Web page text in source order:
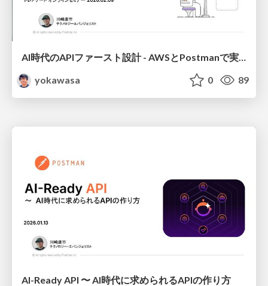
AI時代のAPIファースト設計 - AWSとPostmanで実践する品質とスピードの両立 / API Frirst in the age of AI
yokawasa
0 89
AI-Ready API 〜 AI時代に求められるAPIの作り方